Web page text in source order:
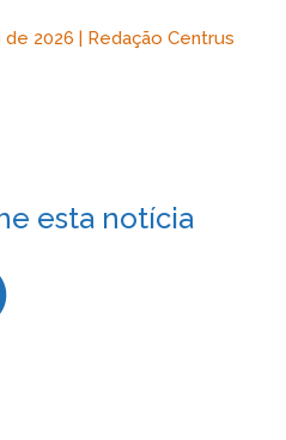
de 2026 | Redação Centrus
esta notícia